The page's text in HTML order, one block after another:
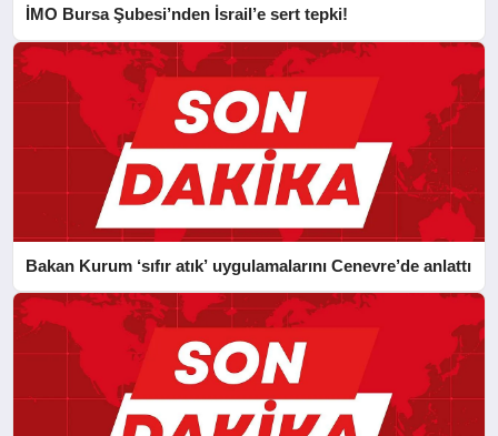
İMO Bursa Şubesi’nden İsrail’e sert tepki!
Bakan Kurum ‘sıfır atık’ uygulamalarını Cenevre’de anlattı